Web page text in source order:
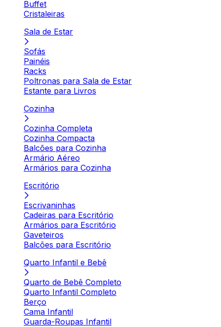
Buffet
Cristaleiras
Sala de Estar
Sofás
Painéis
Racks
Poltronas para Sala de Estar
Estante para Livros
Cozinha
Cozinha Completa
Cozinha Compacta
Balcões para Cozinha
Armário Aéreo
Armários para Cozinha
Escritório
Escrivaninhas
Cadeiras para Escritório
Armários para Escritório
Gaveteiros
Balcões para Escritório
Quarto Infantil e Bebê
Quarto de Bebê Completo
Quarto Infantil Completo
Berço
Cama Infantil
Guarda-Roupas Infantil